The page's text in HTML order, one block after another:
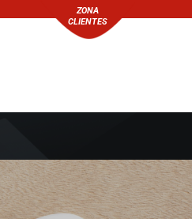
ZONA
CLIENTES